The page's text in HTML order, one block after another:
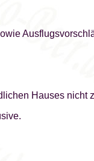
Hauses nicht